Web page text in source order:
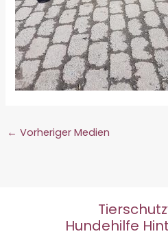
← Vorheriger Medien
Hundehilfe